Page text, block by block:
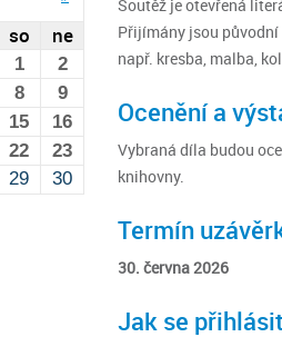
Soutěž je otevřená
Přijímány jsou
např. kresba, malba,
Ocenění a
Vybraná díla budou
knihovny.
Termín
30. června 2026
Jak se
so ne
1
2
8
9
15
16
22
23
29
30